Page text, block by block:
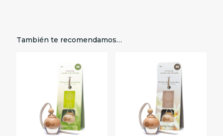
También te recomendamos…